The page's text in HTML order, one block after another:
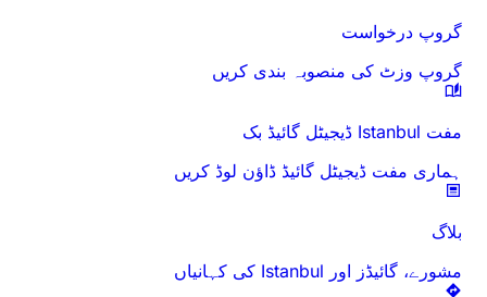
کریں
ڈاؤن لوڈ کریں